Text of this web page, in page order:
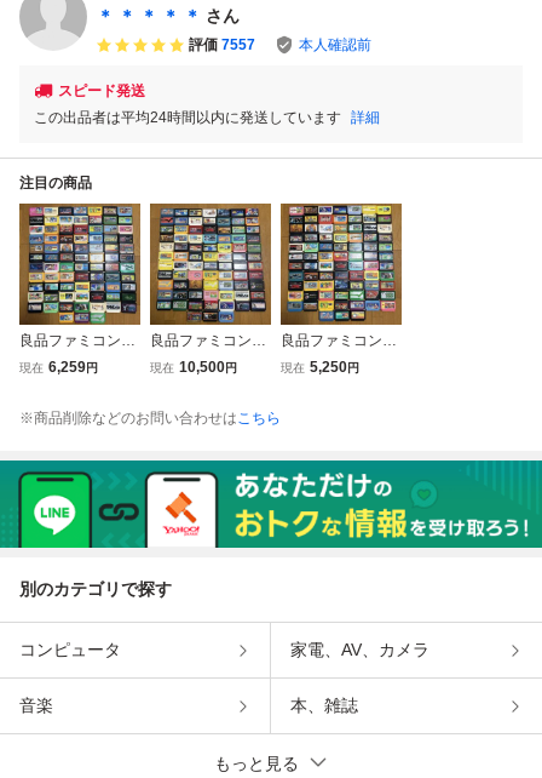
＊ ＊ ＊ ＊ ＊ さん
評価 7557 本人確認前
スピード発送
この出品者は平均24時間以内に発送しています 詳細
注目の商品
良品ファミコンソ
フト80本セット①
現在 6,259円
良品ファミコンソ
フト80本セット③
現在 10,500円
良品ファミコンソ
フト80本セット②
現在 5,250円
※商品削除などのお問い合わせはこちら
別のカテゴリで探す
コンピュータ 家電、AV、カメラ
音楽 本、雑誌
もっと見る